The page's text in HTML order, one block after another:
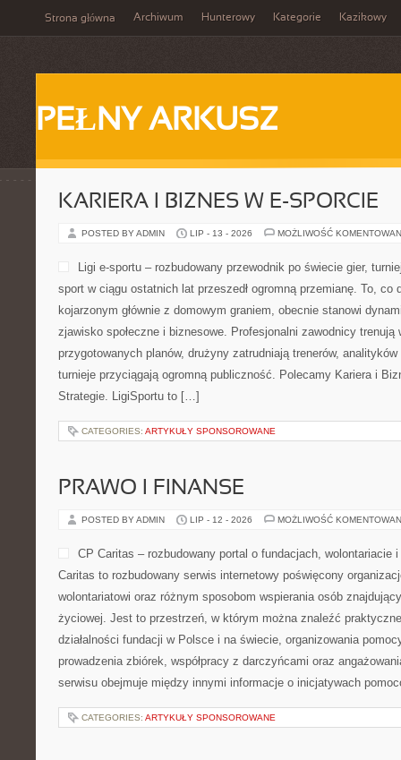
Strona główna Archiwum Hunterowy Kategorie Kazikowy
PEŁNY ARKUSZ
KARIERA I BIZNES W E-SPORCIE
POSTED BY ADMIN LIP - 13 - 2026 MOŻLIWOŚĆ
Ligi e-sportu – rozbudowany przewodnik po świecie gier,
sport w ciągu ostatnich lat przeszedł ogromną przemianę. To, co
kojarzonym głównie z domowym graniem, obecnie stanowi
zjawisko społeczne i biznesowe. Profesjonalni zawodnicy trenują
przygotowanych planów, drużyny zatrudniają trenerów,
turnieje przyciągają ogromną publiczność. Polecamy Kariera i
Strategie. LigiSportu to […]
CATEGORIES: ARTYKUŁY SPONSOROWANE
PRAWO I FINANSE
POSTED BY ADMIN LIP - 12 - 2026 MOŻLIWOŚĆ
CP Caritas – rozbudowany portal o fundacjach, wolontariacie
Caritas to rozbudowany serwis internetowy poświęcony
wolontariatowi oraz różnym sposobom wspierania osób
życiowej. Jest to przestrzeń, w którym można znaleźć
działalności fundacji w Polsce i na świecie, organizowania
prowadzenia zbiórek, współpracy z darczyńcami oraz
serwisu obejmuje między innymi informacje o inicjatywach
CATEGORIES: ARTYKUŁY SPONSOROWANE